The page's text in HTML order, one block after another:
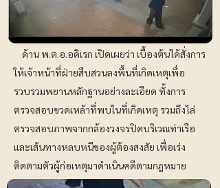
ด้าน พ.ต.อ.อดิเรก เปิดเผยว่า เบื้องต้นได้สั่งการ
ให้เจ้าหน้าที่ฝ่ายสืบสวนลงพื้นที่เกิดเหตุเพื่อ
รวบรวมพยานหลักฐานอย่างละเอียด ทั้งการ
ตรวจสอบขวดเหล้าที่พบในที่เกิดเหตุ รวมถึงไล่
ตรวจสอบภาพจากกล้องวงจรปิดบริเวณท่าเรือ
และเส้นทางหลบหนีของผู้ต้องสงสัย เพื่อเร่ง
ติดตามตัวผู้ก่อเหตุมาดำเนินคดีตามกฎหมาย